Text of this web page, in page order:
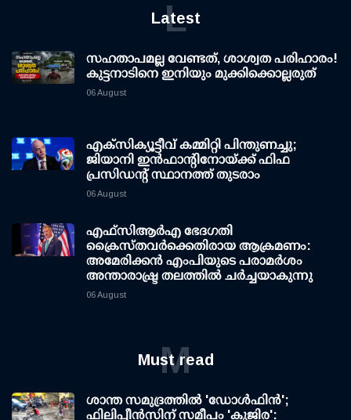
Latest
L
സഹതാപമല്ല വേണ്ടത്, ശാശ്വത പരിഹാരം!
കുട്ടനാടിനെ ഇനിയും മുക്കിക്കൊല്ലരുത്
06 August
എക്സിക്യൂട്ടീവ് കമ്മിറ്റി പിന്തുണച്ചു;
ജിയാനി ഇന്‍ഫാന്റിനോയ്ക്ക് ഫിഫ
പ്രസിഡന്റ് സ്ഥാനത്ത് തുടരാം
06 August
എഫ്‌സി‌ആര്‍‌എ ഭേദഗതി
ക്രൈസ്തവർക്കെതിരായ ആക്രമണം:
അമേരിക്കൻ എംപിയുടെ പരാമർശം
അന്താരാഷ്ട്ര തലത്തിൽ ചർച്ചയാകുന്നു
06 August
Must read
M
ശാന്ത സമുദ്രത്തില്‍ 'ഡോള്‍ഫിന്‍';
ഫിലിപ്പീന്‍സിന് സമീപം 'കുജിര':